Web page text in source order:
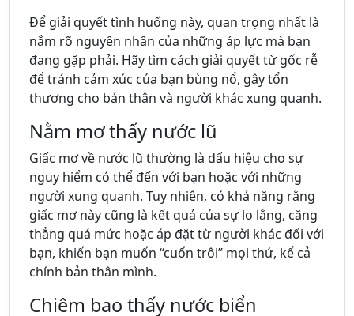
Để giải quyết tình huống này, quan trọng nhất là
nắm rõ nguyên nhân của những áp lực mà bạn
đang gặp phải. Hãy tìm cách giải quyết từ gốc rễ
để tránh cảm xúc của bạn bùng nổ, gây tổn
thương cho bản thân và người khác xung quanh.
Nằm mơ thấy nước lũ
Giấc mơ về nước lũ thường là dấu hiệu cho sự
nguy hiểm có thể đến với bạn hoặc với những
người xung quanh. Tuy nhiên, có khả năng rằng
giấc mơ này cũng là kết quả của sự lo lắng, căng
thẳng quá mức hoặc áp đặt từ người khác đối với
bạn, khiến bạn muốn “cuốn trôi” mọi thứ, kể cả
chính bản thân mình.
Chiêm bao thấy nước biển